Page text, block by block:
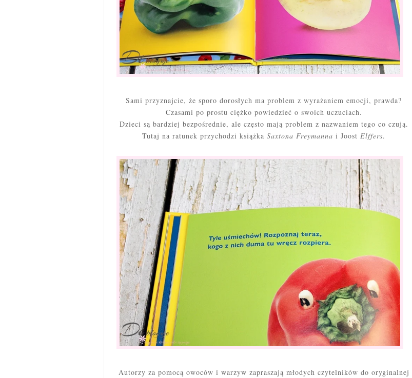
Sami przyznajcie, że sporo dorosłych ma problem z wyrażaniem emocji, prawda?
Czasami po prostu ciężko powiedzieć o swoich uczuciach.
Dzieci są bardziej bezpośrednie, ale często mają problem z nazwaniem tego co czują.
Tutaj na ratunek przychodzi książka Saxtona Freymanna i Joost Elffers.
Autorzy za pomocą owoców i warzyw zapraszają młodych czytelników do oryginalnej